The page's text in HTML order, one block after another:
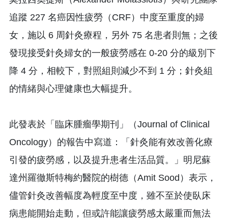
追蹤 227 名癌因性疲勞（CRF）中度至重度的婦
女，施以 6 周針灸療程，另外 75 名患者則無；之後
發現接受針灸婦女的一般疲勞感在 0-20 分的級別下
降 4 分，相較下，對照組則減少不到 1 分；針灸組
的情緒與心理健康也大幅提升。
此發表於「臨床腫瘤學期刊」（Journal of Clinical
Oncology）的報告中寫道：「針灸能有效改善化療
引發的疲勞感，以及提升患者生活品質。」明尼蘇
達州羅徹斯特梅約醫院的樹德（Amit Sood）表示，
儘管針灸改善幅度為輕度至中度，雖不至於使臥床
病患能開始走動，但或許能讓疲勞感太嚴重而無法